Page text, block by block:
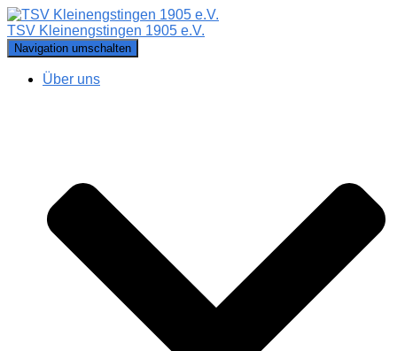
TSV Kleinengstingen 1905 e.V.
Navigation umschalten
Über uns